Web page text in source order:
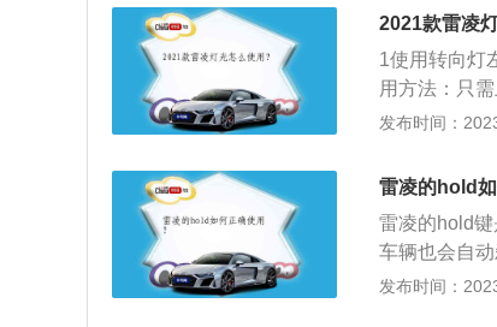
位置即可暂
定的巡航车
按取消（
2021款雷凌
1使用转向灯
用方法：只
转至近光灯
近光灯AUTO
和近光灯。
发布时间：
雷凌的hold
雷凌的hold键
车辆也会自
ld。拓展资料
发布时间：